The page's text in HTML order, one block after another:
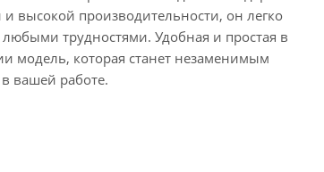
и высокой производительности, он легко
любыми трудностями. Удобная и простая в
модель, которая станет незаменимым
вашей работе.